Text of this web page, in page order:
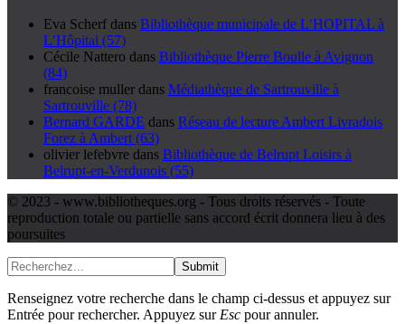
Eva Scherf dans Bibliothèque municipale de L’HOPITAL à
L’Hôpital (57)
Cécile Nattero dans Bibliothèque Pierre Boulle à Avignon
(84)
francoise muller dans Médiathèque de Sartrouville à
Sartrouville (78)
Bernard GARDE dans Réseau de lecture Ambert Livradois
Forez à Ambert (63)
olivier lefebvre dans Bibliothèque de Belrupt Loisirs à
Belrupt-en-Verdunois (55)
© 2023 - www.bibliotheques.org - Tous droits réservés - Toute
reproduction totale ou partielle sans accord écrit donnera lieu à des
poursuites
Submit
Renseignez votre recherche dans le champ ci-dessus et appuyez sur
Entrée pour rechercher. Appuyez sur Esc pour annuler.